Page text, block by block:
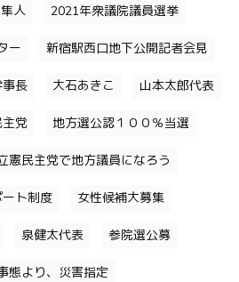
人 2021年衆議院議員選挙
ー 新宿駅西口地下公開記者会見
長 大石あきこ 山本太郎代表
党 地方選公認１００％当選
憲民主党で地方議員になろう
ト制度 女性候補大募集
泉健太代表 参院選公募
態より、災害指定